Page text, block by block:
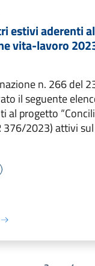
estivi aderenti
vita-lavoro
n. 266 del
il seguente
al progetto
376/2023) attivi